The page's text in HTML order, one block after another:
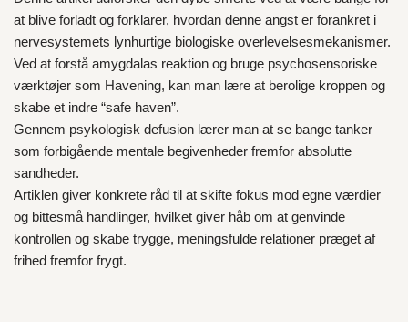
at blive forladt og forklarer, hvordan denne angst er forankret i
nervesystemets lynhurtige biologiske overlevelsesmekanismer.
Ved at forstå amygdalas reaktion og bruge psychosensoriske
værktøjer som Havening, kan man lære at berolige kroppen og
skabe et indre “safe haven”.
Gennem psykologisk defusion lærer man at se bange tanker
som forbigående mentale begivenheder fremfor absolutte
sandheder.
Artiklen giver konkrete råd til at skifte fokus mod egne værdier
og bittesmå handlinger, hvilket giver håb om at genvinde
kontrollen og skabe trygge, meningsfulde relationer præget af
frihed fremfor frygt.